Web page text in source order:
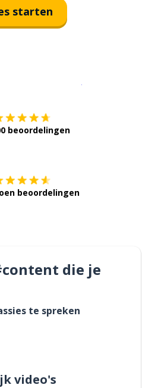
starten
beoordelingen
beoordelingen
die je
te spreken
video's